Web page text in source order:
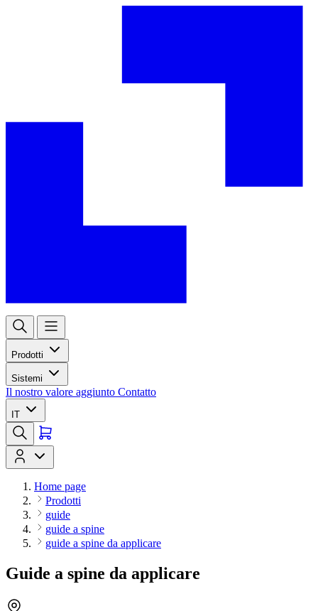
Prodotti
Sistemi
Il nostro valore aggiunto Contatto
IT
Home page
Prodotti
guide
guide a spine
guide a spine da applicare
Guide a spine da applicare